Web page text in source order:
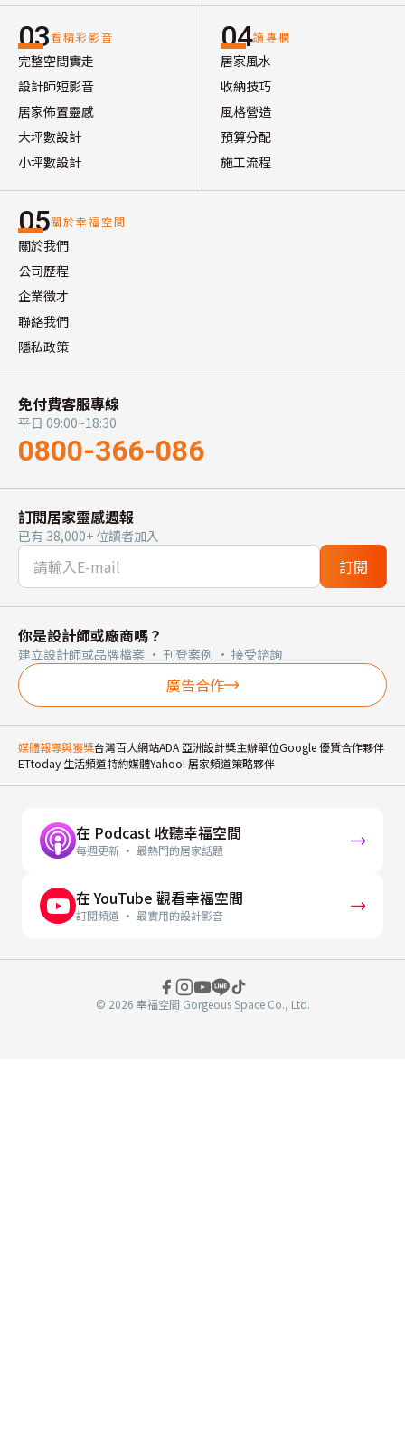
03看精彩影音
完整空間實走
設計師短影音
居家佈置靈感
大坪數設計
小坪數設計
04讀專欄
居家風水
收納技巧
風格營造
預算分配
施工流程
05關於幸福空間
關於我們
公司歷程
企業徵才
聯絡我們
隱私政策
免付費客服專線
平日 09:00~18:30
0800-366-086
訂閱居家靈感週報
已有 38,000+ 位讀者加入
訂閱
你是設計師或廠商嗎？
建立設計師或品牌檔案 · 刊登案例 · 接受諮詢
廣告合作
媒體報導與獲獎台灣百大網站ADA 亞洲設計獎主辦單位Google 優質合作夥伴
ETtoday 生活頻道特約媒體Yahoo! 居家頻道策略夥伴
在 Podcast 收聽幸福空間
每週更新 · 最熱門的居家話題
在 YouTube 觀看幸福空間
訂閱頻道 · 最實用的設計影音
© 2026 幸福空間 Gorgeous Space Co., Ltd.